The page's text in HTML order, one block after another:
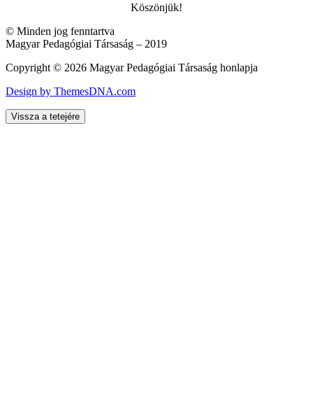
Köszönjük!
© Minden jog fenntartva
Magyar Pedagógiai Társaság – 2019
Copyright © 2026 Magyar Pedagógiai Társaság honlapja
Design by ThemesDNA.com
Vissza a tetejére